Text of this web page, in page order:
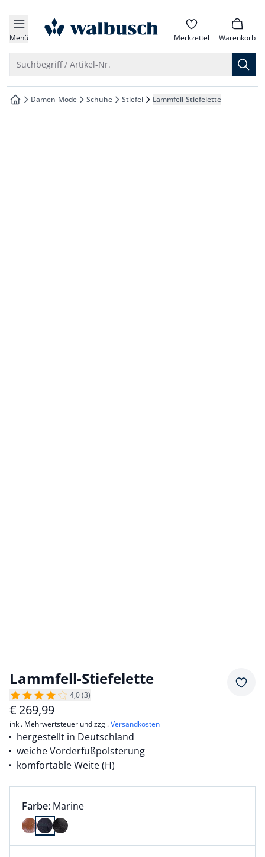
springen
springen
springen
springen
Menü zur Startseite Merkzettel Warenkorb
Suchbegriff / Artikel-Nr.
zur Startseite
Damen-Mode Schuhe Stiefel Lammfell-Stiefelette
Lammfell-Stiefelette
4,0 (3)
€ 269,99
inkl. Mehrwertsteuer und zzgl.Versandkosten
hergestellt in Deutschland
weiche Vorderfußpolsterung
komfortable Weite (H)
Farbauswahl:
Farbe: aktuell ausgewählt:
Marine
Farbe Marine ausgewählt